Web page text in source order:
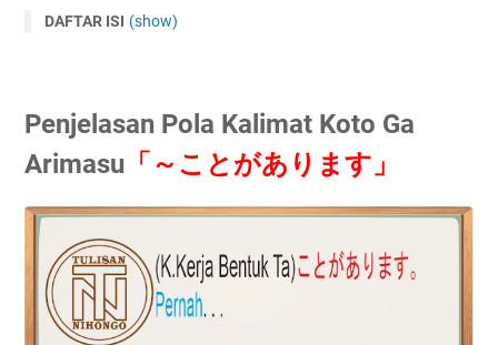
DAFTAR ISI (show)
Contoh Pola Kalimat Koto Ga Arimasu「～ことがありま
す」
Kosakata Yang Terkait Dengan Materi :
Penjelasan Pola Kalimat Koto Ga
Arimasu 「～ことがあります」